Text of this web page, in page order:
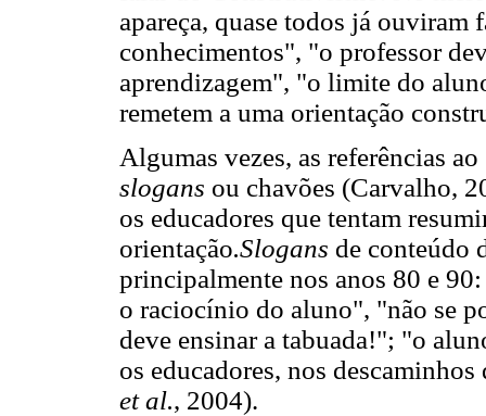
apareça, quase todos já
conhecimentos", "o professor
aprendizagem", "o limite do
remetem a uma orientação
Algumas vezes, as referências
slogans ou chavões (Carvalho,
os educadores que tentam
orientação.Slogans de conteúdo
principalmente nos anos 80 e
o raciocínio do aluno", "não se
deve ensinar a tabuada!"; "o
os educadores, nos
et al., 2004).